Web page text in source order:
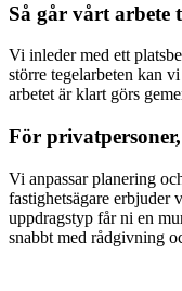
Så går vårt
Vi inleder med ett
större tegelarbeten kan
arbetet är klart görs
För
Vi anpassar planering
fastighetsägare erbjuder
uppdragstyp får ni en
snabbt med rådgivning